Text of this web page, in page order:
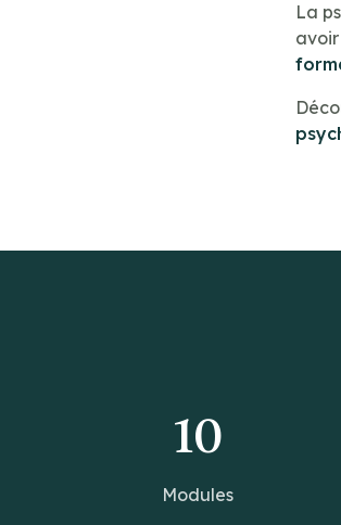
La
10
Modules